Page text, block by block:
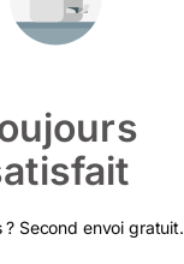
? Second envoi gratuit.